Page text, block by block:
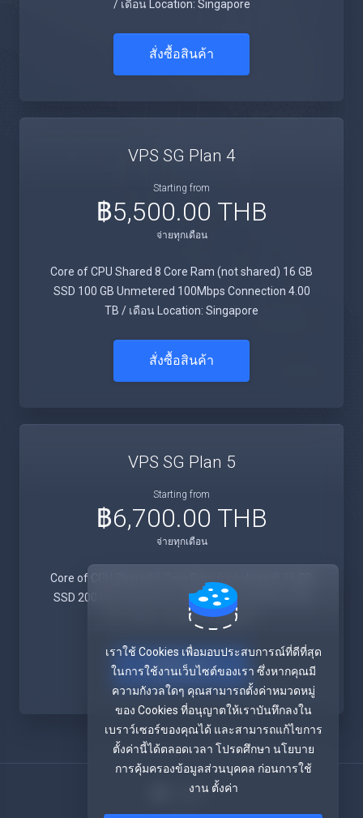
/ เดือน Location: Singapore
สั่งซื้อสินค้า
VPS SG Plan 4
Starting from
฿5,500.00 THB
จ่ายทุกเดือน
Core of CPU Shared 8 Core Ram (not shared) 16 GB
SSD 100 GB Unmetered 100Mbps Connection 4.00
TB / เดือน Location: Singapore
สั่งซื้อสินค้า
VPS SG Plan 5
Starting from
฿6,700.00 THB
จ่ายทุกเดือน
Core of CPU Shared 6 Core Ram (not shared) 16 GB
SSD 200 GB Unmetered 100Mbps Connection 5.00
TB / เดือน Location: Singapore
สั่งซื้อสินค้า
ไทย
เราใช้ Cookies เพื่อมอบประสบการณ์ที่ดีที่สุด
ในการใช้งานเว็บไซต์ของเรา ซึ่งหากคุณมี
ความกังวลใดๆ คุณสามารถตั้งค่าหมวดหมู่
ของ Cookies ที่อนุญาตให้เราบันทึกลงใน
เบราว์เซอร์ของคุณได้ และสามารถแก้ไขการ
ตั้งค่านี้ได้ตลอดเวลา โปรดศึกษา นโยบาย
การคุ้มครองข้อมูลส่วนบุคคล ก่อนการใช้
งาน ตั้งค่า